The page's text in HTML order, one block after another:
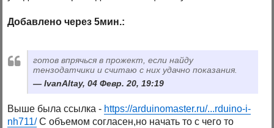
Добавлено через 5мин.:
готов впрячься в прожект, если найду
тензодатчики и считаю с них удачно показания.
IvanAltay, 04 Февр. 20, 19:19
Выше была ссылка - https://arduinomaster.ru/...rduino-i-
nh711/С объемом согласен,но начать то с чего то